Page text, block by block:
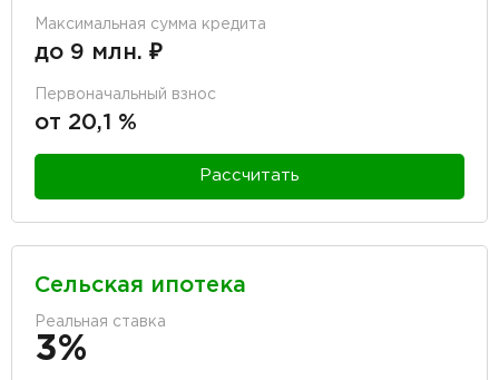
Максимальная сумма кредита
до 9 млн. ₽
Первоначальный взнос
от 20,1 %
Рассчитать
Сельская ипотека
Реальная ставка
3%